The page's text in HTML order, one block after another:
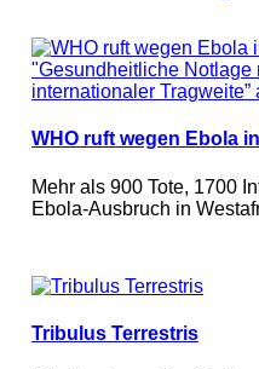
WHO ruft wegen Ebola
Mehr als 900 Tote, 1700
Ebola-Ausbruch in
Tribulus Terrestris